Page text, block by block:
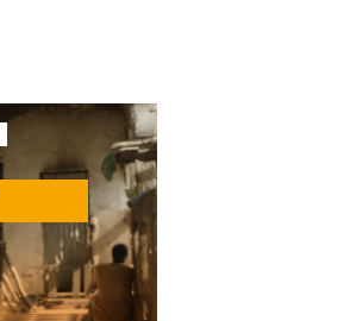
derniers numéros publiés.